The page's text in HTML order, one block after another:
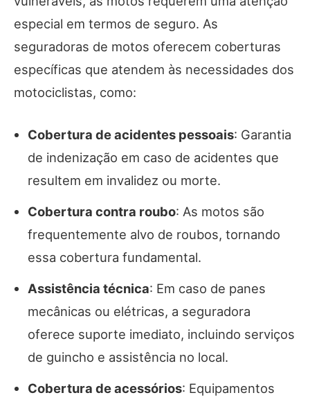
especial em termos de seguro. As
seguradoras de motos oferecem coberturas
específicas que atendem às necessidades dos
motociclistas, como:
Cobertura de acidentes pessoais: Garantia
de indenização em caso de acidentes que
resultem em invalidez ou morte.
Cobertura contra roubo: As motos são
frequentemente alvo de roubos, tornando
essa cobertura fundamental.
Assistência técnica: Em caso de panes
mecânicas ou elétricas, a seguradora
oferece suporte imediato, incluindo serviços
de guincho e assistência no local.
Cobertura de acessórios: Equipamentos